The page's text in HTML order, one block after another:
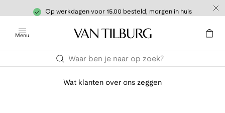
Op werkdagen voor 15.00 besteld, morgen in huis
Menu
Wat klanten over ons zeggen